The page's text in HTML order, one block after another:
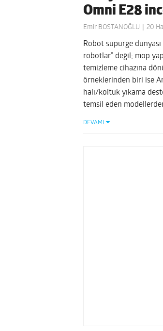
Omni E28
Emir BOSTANOĞLU 20
Robot süpürge
robotlar” değil; mop
temizleme cihazına
örneklerinden biri ise
halı/koltuk yıkama
temsil eden
DEVAMI